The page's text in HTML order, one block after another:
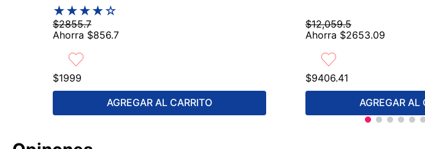
★★★★☆
$2855.7
Ahorra $856.7
$1999
AGREGAR AL CARRITO
$12,059.5
Ahorra $2653.09
$9406.41
AGREGAR AL